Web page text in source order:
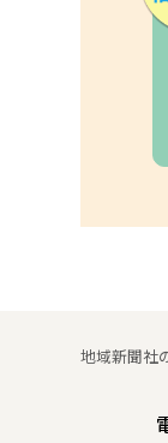
地域新聞社